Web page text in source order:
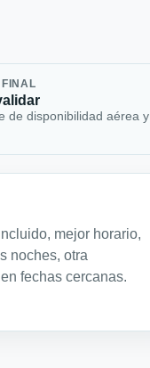
FINAL
de disponibilidad aérea y
mejor horario,
noches, otra
fechas cercanas.